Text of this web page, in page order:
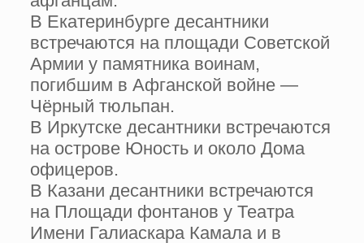
В Екатеринбурге десантники
встречаются на площади Советской
Армии у памятника воинам,
погибшим в Афганской войне —
Чёрный тюльпан.
В Иркутске десантники встречаются
на острове Юность и около Дома
офицеров.
В Казани десантники встречаются
на Площади фонтанов у Театра
Имени Галиаскара Камала и в